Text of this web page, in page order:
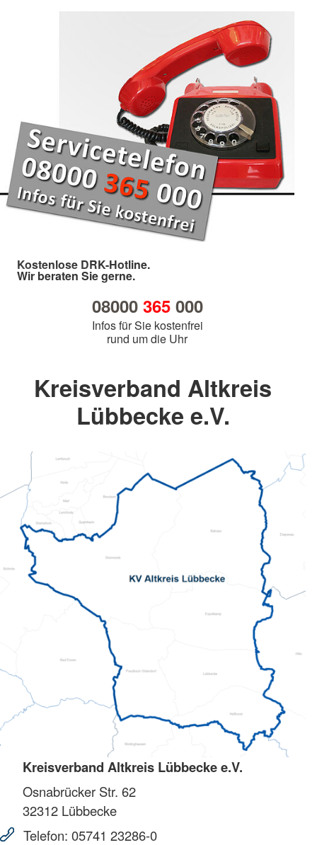
Kostenlose DRK-Hotline.
Wir beraten Sie gerne.
08000 365000
Infos für Sie kostenfrei
rund um die Uhr
Kreisverband Altkreis
Lübbecke e.V.
Kreisverband Altkreis Lübbecke e.V.
Osnabrücker Str. 62
32312 Lübbecke
Telefon: 05741 23286-0